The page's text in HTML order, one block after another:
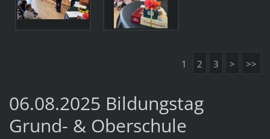
1 2 3 > >>
06.08.2025 Bildungstag
Grund- & Oberschule